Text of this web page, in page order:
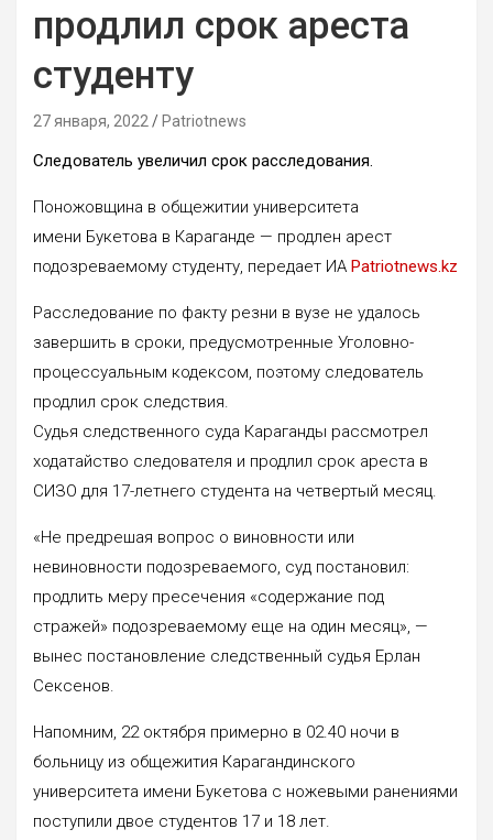
продлил срок ареста
студенту
27 января, 2022 Patriotnews
Следователь увеличил срок расследования.
Поножовщина в общежитии университета
имени Букетова в Караганде — продлен арест
подозреваемому студенту, передает ИА Patriotnews.kz
Расследование по факту резни в вузе не удалось
завершить в сроки, предусмотренные Уголовно-
процессуальным кодексом, поэтому следователь
продлил срок следствия.
Судья следственного суда Караганды рассмотрел
ходатайство следователя и продлил срок ареста в
СИЗО для 17-летнего студента на четвертый месяц.
«Не предрешая вопрос о виновности или
невиновности подозреваемого, суд постановил:
продлить меру пресечения «содержание под
стражей» подозреваемому еще на один месяц», —
вынес постановление следственный судья Ерлан
Сексенов.
Напомним, 22 октября примерно в 02.40 ночи в
больницу из общежития Карагандинского
университета имени Букетова с ножевыми ранениями
поступили двое студентов 17 и 18 лет.